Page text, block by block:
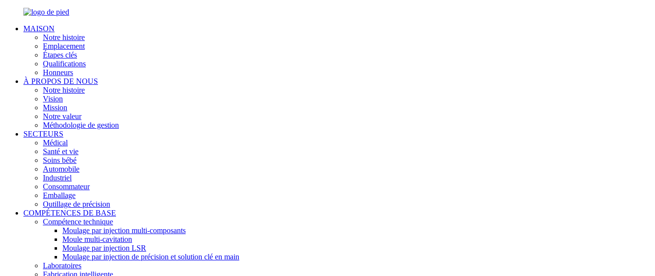
MAISON
Notre histoire
Emplacement
Étapes clés
Qualifications
Honneurs
À PROPOS DE NOUS
Notre histoire
Vision
Mission
Notre valeur
Méthodologie de gestion
SECTEURS
Médical
Santé et vie
Soins bébé
Automobile
Industriel
Consommateur
Emballage
Outillage de précision
COMPÉTENCES DE BASE
Compétence technique
Moulage par injection multi-composants
Moule multi-cavitation
Moulage par injection LSR
Moulage par injection de précision et solution clé en main
Laboratoires
Fabrication intelligente